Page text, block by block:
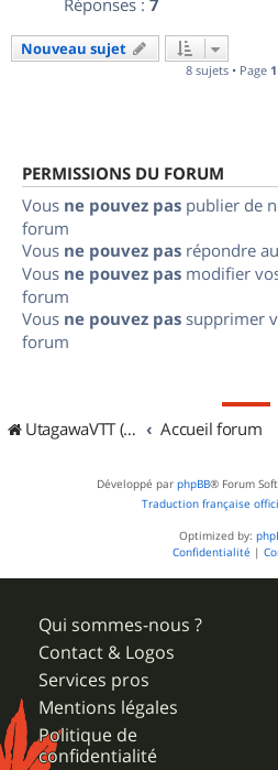
7
Nouveau sujet
8 sujets • Page 1
PERMISSIONS DU FORUM
Vous ne pouvez pas publier de
forum
Vous ne pouvez pas répondre
Vous ne pouvez pas modifier
forum
Vous ne pouvez pas supprimer
forum
UtagawaVTT (Randos VTT et VTTAE avec traces GPS) Accueil forum
Développé par phpBB® Forum
Traduction française
Optimized by:
Confidentialité |
Qui sommes-nous ?
Contact & Logos
Services pros
Mentions légales
Politique de
confidentialité